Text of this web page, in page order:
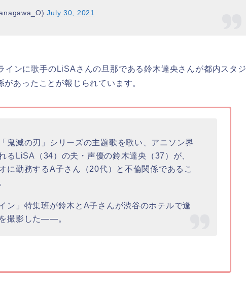
July 30, 2021
インに歌手のLiSAさんの旦那である鈴木達央さんが都内スタジ
あったことが報じられています。
鬼滅の刃」シリーズの主題歌を歌い、アニソン界
るLiSA（34）の夫・声優の鈴木達央（37）が、
に勤務するA子さん（20代）と不倫関係であるこ
ン」特集班が鈴木とA子さんが渋谷のホテルで逢
撮影した――。